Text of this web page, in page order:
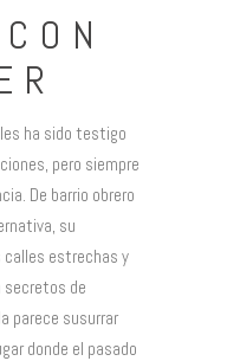
ha sido testigo
pero siempre
De barrio obrero
su
calles estrechas y
secretos de
parece susurrar
donde el pasado